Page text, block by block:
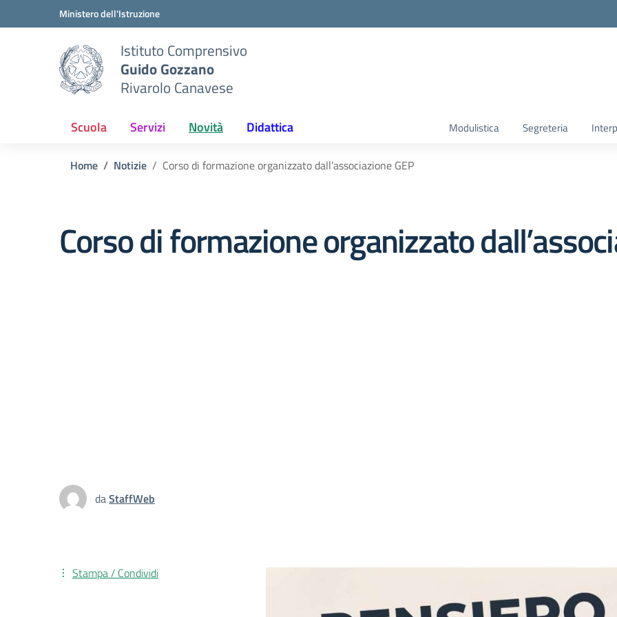
Vai ai contenuti
Vai al menu di navigazione
Ministero dell'Istruzione
Istituto Comprensivo
Guido Gozzano
Rivarolo Canavese
Scuola Servizi Novità Didattica Modulistica Segreteria
Home Notizie Corso di formazione organizzato dall’associazione GEP
Corso di formazione organizzato
daStaffWeb
Stampa / Condividi